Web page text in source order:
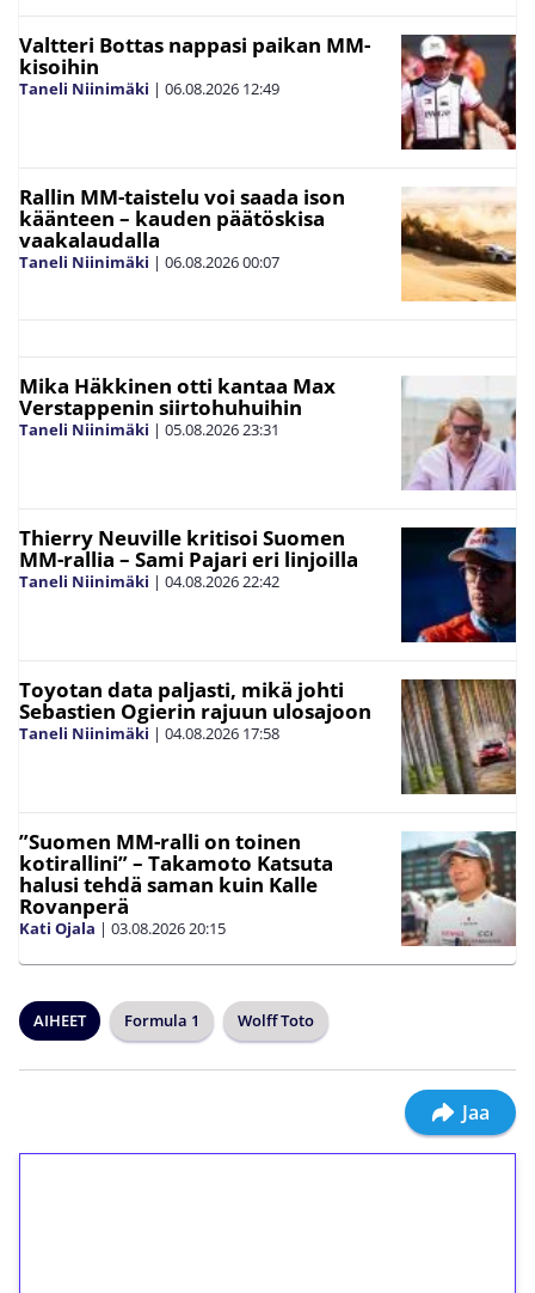
Valtteri Bottas nappasi paikan MM-
kisoihin
Taneli Niinimäki | 06.08.2026 12:49
Rallin MM-taistelu voi saada ison
käänteen – kauden päätöskisa
vaakalaudalla
Taneli Niinimäki | 06.08.202600:07
Mika Häkkinen otti kantaa Max
Verstappenin siirtohuhuihin
Taneli Niinimäki | 05.08.202623:31
Thierry Neuville kritisoi Suomen
MM-rallia – Sami Pajari eri linjoilla
Taneli Niinimäki | 04.08.202622:42
Toyotan data paljasti, mikä johti
Sebastien Ogierin rajuun ulosajoon
Taneli Niinimäki | 04.08.2026 17:58
”Suomen MM-ralli on toinen
kotirallini” – Takamoto Katsuta
halusi tehdä saman kuin Kalle
Rovanperä
Kati Ojala | 03.08.202620:15
AIHEET Formula 1 Wolff Toto
Jaa